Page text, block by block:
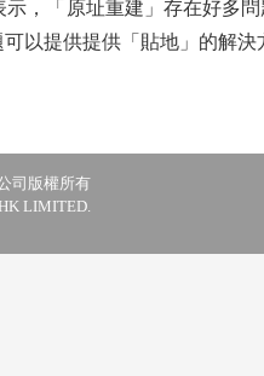
，「原址重建」存在好多
以提供提供「貼地」的解決
司版權所有
LIMITED.